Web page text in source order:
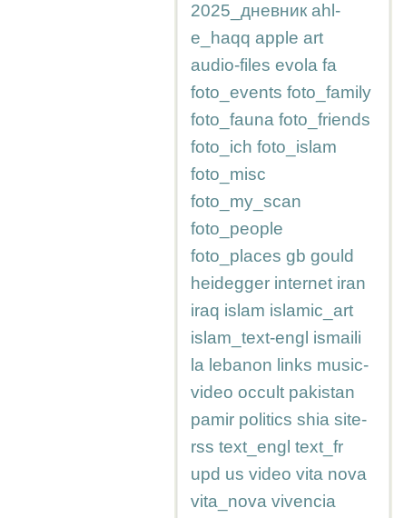
2025_дневник ahl-
e_haqq apple art
audio-files evola fa
foto_events foto_family
foto_fauna foto_friends
foto_ich foto_islam
foto_misc
foto_my_scan
foto_people
foto_places gb gould
heidegger internet iran
iraq islam islamic_art
islam_text-engl ismaili
la lebanon links music-
video occult pakistan
pamir politics shia site-
rss text_engl text_fr
upd us video vita nova
vita_nova vivencia